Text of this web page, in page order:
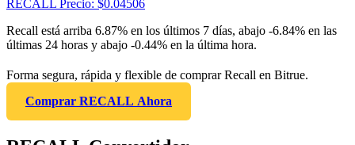
RECALL Precio: $0.04506
Recall está arriba 6.87% en los últimos 7 días, abajo -6.84% en las
últimas 24 horas y abajo -0.44% en la última hora.
Forma segura, rápida y flexible de comprar Recall en Bitrue.
Comprar RECALL Ahora